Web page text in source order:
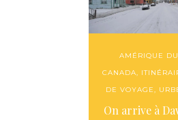
AMÉRIQUE
CANADA,
DE VOYAGE,
On arrive à